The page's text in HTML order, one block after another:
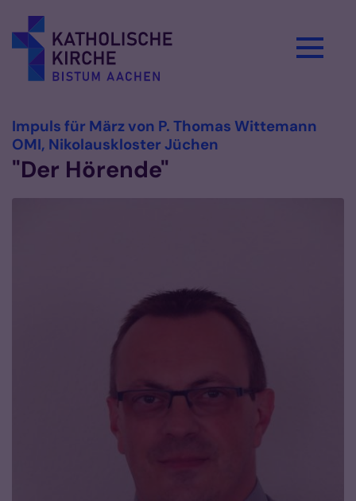
Impuls für März von P. Thomas Wittemann
OMI, Nikolauskloster Jüchen
"Der Hörende"